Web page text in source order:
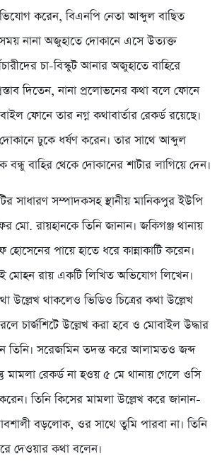
করেন, বিএনপি নেতা আব্দুল বাছিত
সময় নানা অজুহাতে দোকানে এসে উত্যক্ত
চা-বিস্কুট আনার অজুহাতে বাহিরে
দিতেন, নানা প্রলোভনের কথা বলে ফোনে
ফোনে তার নগ্ন কথাবার্তার রেকর্ড রয়েছে।
ঢুকে ধর্ষণ করেন। তার সাথে আব্দুল
বন্ধু বাহির থেকে দোকানের শাটার লাগিয়ে দেন।
সাধারণ সম্পাদকসহ স্থানীয় মানিকপুর ইউপি
মো. রায়হানকে তিনি জানান। জকিগঞ্জ থানায়
পায়ে হাতে ধরে কান্নাকাটি করেন।
মোহন রায় একটি লিখিত অভিযোগ লিখেন।
উল্লেখ থাকলেও ভিডিও চিত্রের কথা উল্লেখ
চার্জশিটে উল্লেখ করা হবে ও মোবাইল উদ্ধার
তিনি। সরেজমিন তদন্ত করে আলামতও জব্দ
রেকর্ড না হওয় ৫ মে থানায় গেলে ওসি
তিনি কিসের মামলা উল্লেখ করে জানান-
বড়লোক, ওর সাথে তুমি পারবা না। তিনি
দেওয়ার কথা বলেন।